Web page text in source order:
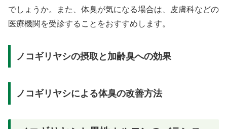
でしょうか。また、体臭が気になる場合は、皮膚科などの
医療機関を受診することをおすすめします。
ノコギリヤシの摂取と加齢臭への効果
ノコギリヤシによる体臭の改善方法